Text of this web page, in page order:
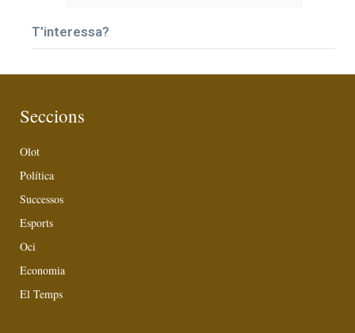
T’interessa?
Seccions
Olot
Política
Successos
Esports
Oci
Economia
El Temps